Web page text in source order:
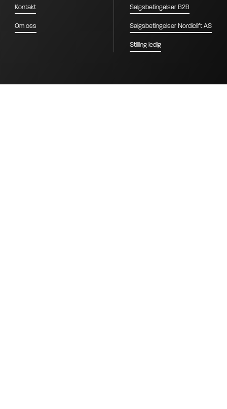
Kontakt
Om oss
Salgsbetingelser B2B
Salgsbetingelser Nordiclift AS
Stilling ledig